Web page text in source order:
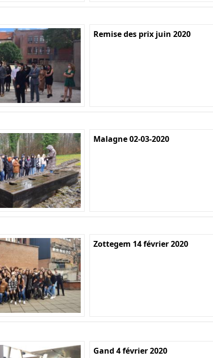
Remise des prix juin 2020
Malagne 02-03-2020
Zottegem 14 février 2020
Gand 4 février 2020